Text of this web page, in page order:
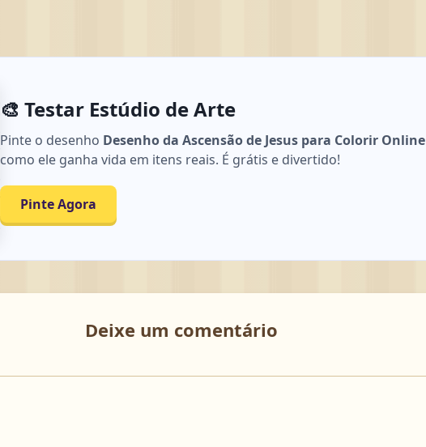
🎨 Testar Estúdio de Arte
Pinte o desenho Desenho da Ascensão de Jesus para Colorir Online
como ele ganha vida em itens reais. É grátis e divertido!
Pinte Agora
Deixe um comentário